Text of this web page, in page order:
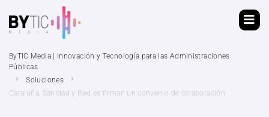
ByTIC Media | Innovación y Tecnología para las Administraciones
Públicas
Soluciones
Cataluña, Sanidad y Red.es firman un convenio de colaboración